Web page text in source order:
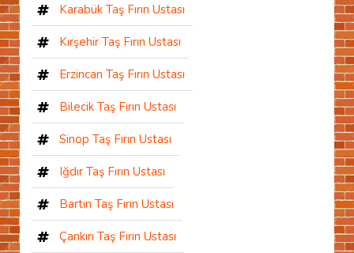
Karabük Taş Fırın Ustası
Kırşehir Taş Fırın Ustası
Erzincan Taş Fırın Ustası
Bilecik Taş Fırın Ustası
Sinop Taş Fırın Ustası
Iğdır Taş Fırın Ustası
Bartın Taş Fırın Ustası
Çankırı Taş Fırın Ustası